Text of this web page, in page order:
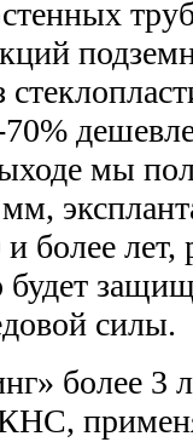
мы
более лет,
силы.
более 3
КНС,